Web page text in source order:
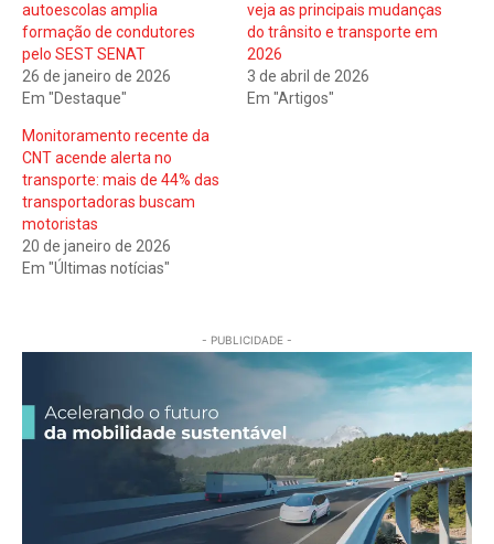
autoescolas amplia
formação de condutores
pelo SEST SENAT
26 de janeiro de 2026
Em "Destaque"
veja as principais mudanças
do trânsito e transporte em
2026
3 de abril de 2026
Em "Artigos"
Monitoramento recente da
CNT acende alerta no
transporte: mais de 44% das
transportadoras buscam
motoristas
20 de janeiro de 2026
Em "Últimas notícias"
- PUBLICIDADE -